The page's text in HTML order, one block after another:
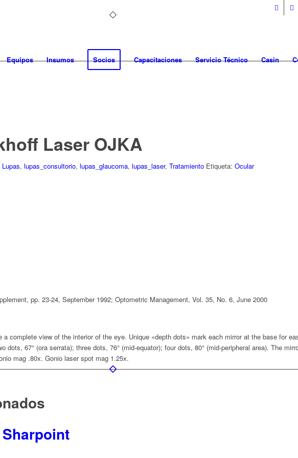
Equipos Insumos Socios Capacitaciones Servicio Técnico Casin
Laser OJKA
Lupas, lupas_consultorio, lupas_glaucoma, lupas_laser, Tratamiento Etiqueta: Ocular
pp. 23-24, September 1992; Optometric Management, Vol. 35, No. 6, June 2000
complete view of the interior of the eye. Unique «depth dots» mark each mirror at the base for
dots, 67° (ora serrata); three dots, 76° (mid-equator); four dots, 80° (mid-peripheral area). The
mag .80x. Gonio laser spot mag 1.25x.